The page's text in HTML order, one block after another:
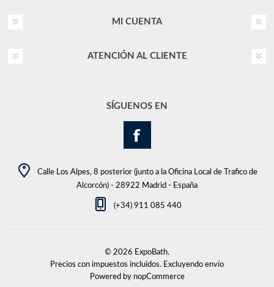
MI CUENTA
ATENCIÓN AL CLIENTE
SÍGUENOS EN
Calle Los Alpes, 8 posterior (junto a la Oficina Local de Trafico de
Alcorcón) - 28922 Madrid - España
(+34) 911 085 440
© 2026 ExpoBath.
Precios con impuestos incluidos. Excluyendo envío
Powered by nopCommerce